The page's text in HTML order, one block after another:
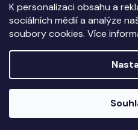
K personalizaci obsahu a
sociálních médií a analýze
soubory cookies. Více
vyhrazena.Upravit